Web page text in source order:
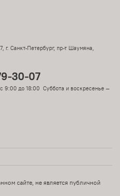
г. Санкт-Петербург, пр-т Шаумяна,
30-07
9:00 до 18:00 Суббота и воскресенье —
сайте, не является публичной